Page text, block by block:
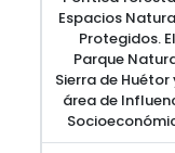
Espacios
Protegidos. El
Parque
Sierra de Huétor
área de